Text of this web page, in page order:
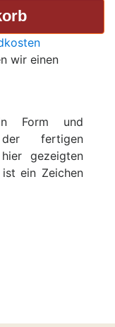
wir einen
in Form und
fertigen
gezeigten
ein Zeichen